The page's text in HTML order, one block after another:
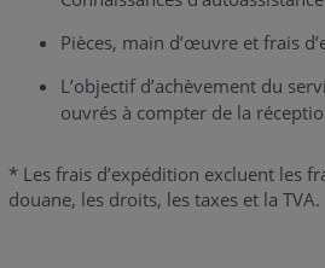
Pièces, main d’œuvre et frais
L’objectif d’achèvement du
ouvrés à compter de la
* Les frais d’expédition excluent les
douane, les droits, les taxes et la TVA.